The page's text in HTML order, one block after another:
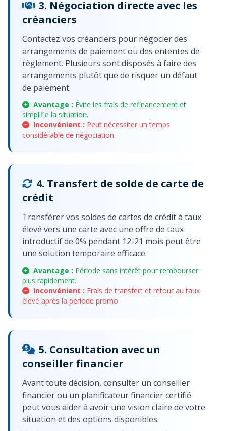
3. Négociation directe avec les
créanciers
Contactez vos créanciers pour négocier des
arrangements de paiement ou des ententes de
règlement. Plusieurs sont disposés à faire des
arrangements plutôt que de risquer un défaut
de paiement.
Avantage : Évite les frais de refinancement et
simplifie la situation.
Inconvénient : Peut nécessiter un temps
considérable de négociation.
4. Transfert de solde de carte de
crédit
Transférer vos soldes de cartes de crédit à taux
élevé vers une carte avec une offre de taux
introductif de 0% pendant 12-21 mois peut être
une solution temporaire efficace.
Avantage : Période sans intérêt pour rembourser
plus rapidement.
Inconvénient : Frais de transfert et retour au taux
élevé après la période promo.
5. Consultation avec un
conseiller financier
Avant toute décision, consulter un conseiller
financier ou un planificateur financier certifié
peut vous aider à avoir une vision claire de votre
situation et des options disponibles.